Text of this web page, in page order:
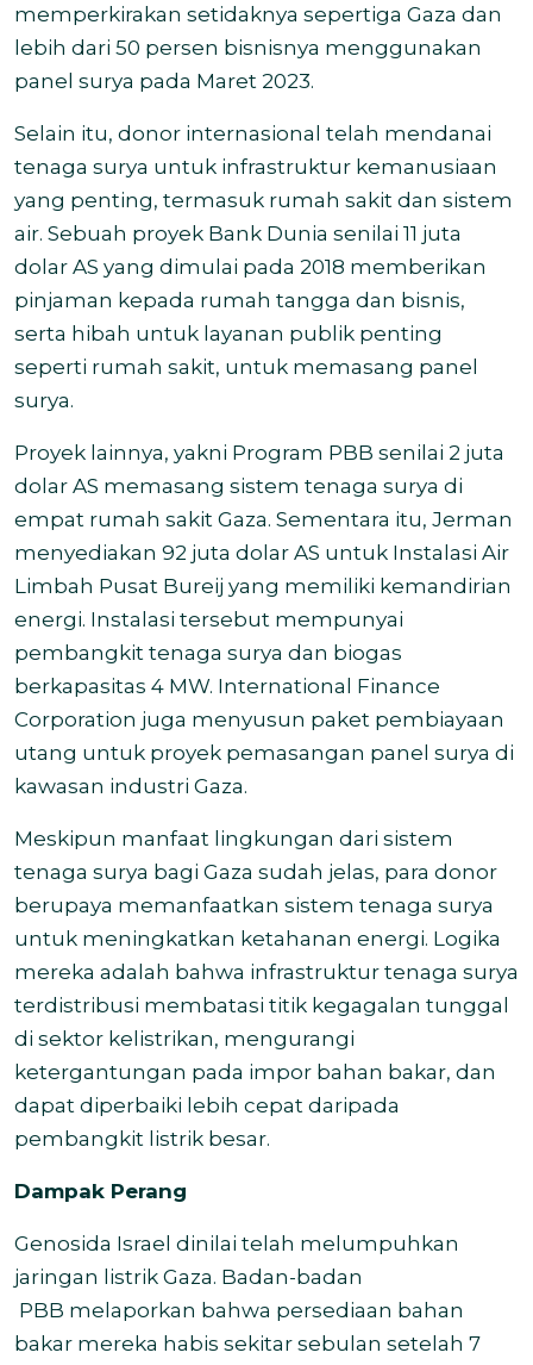
memperkirakan setidaknya sepertiga Gaza dan
lebih dari 50 persen bisnisnya menggunakan
panel surya pada Maret 2023.
Selain itu, donor internasional telah mendanai
tenaga surya untuk infrastruktur kemanusiaan
yang penting, termasuk rumah sakit dan sistem
air. Sebuah proyek Bank Dunia senilai 11 juta
dolar AS yang dimulai pada 2018 memberikan
pinjaman kepada rumah tangga dan bisnis,
serta hibah untuk layanan publik penting
seperti rumah sakit, untuk memasang panel
surya.
Proyek lainnya, yakni Program PBB senilai 2 juta
dolar AS memasang sistem tenaga surya di
empat rumah sakit Gaza. Sementara itu, Jerman
menyediakan 92 juta dolar AS untuk Instalasi Air
Limbah Pusat Bureij yang memiliki kemandirian
energi. Instalasi tersebut mempunyai
pembangkit tenaga surya dan biogas
berkapasitas 4 MW. International Finance
Corporation juga menyusun paket pembiayaan
utang untuk proyek pemasangan panel surya di
kawasan industri Gaza.
Meskipun manfaat lingkungan dari sistem
tenaga surya bagi Gaza sudah jelas, para donor
berupaya memanfaatkan sistem tenaga surya
untuk meningkatkan ketahanan energi. Logika
mereka adalah bahwa infrastruktur tenaga surya
terdistribusi membatasi titik kegagalan tunggal
di sektor kelistrikan, mengurangi
ketergantungan pada impor bahan bakar, dan
dapat diperbaiki lebih cepat daripada
pembangkit listrik besar.
Dampak Perang
Genosida Israel dinilai telah melumpuhkan
jaringan listrik Gaza. Badan-badan
PBB melaporkan bahwa persediaan bahan
bakar mereka habis sekitar sebulan setelah 7